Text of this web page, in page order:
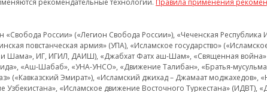
рекомендательные технологии. Правила применения
России» («Легион Свобода России»), «Чеченская Республика
повстанческая армия» (УПА), «Исламское государство»
и Шама», ИГ, ИГИЛ, ДАИШ), «Джабхат Фатх аш-Шам», «Священная
«Аш-Шабаб», «УНА-УНСО», «Движение Талибан», «Братья-
(«Кавказский Эмират»), «Исламский джихад – Джамаат
Узбекистана», «Исламское движение Восточного Туркестана»